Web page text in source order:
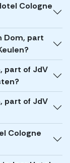
Cologne
Dom, part
part of JdV
part of JdV
Cologne